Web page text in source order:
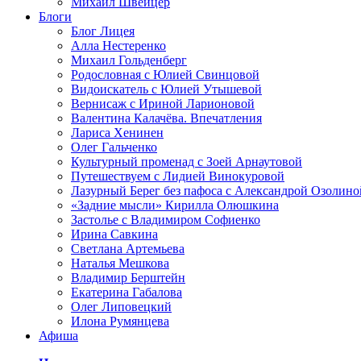
Блоги
Блог Лицея
Алла Нестеренко
Михаил Гольденберг
Родословная с Юлией Свинцовой
Видоискатель с Юлией Утышевой
Вернисаж с Ириной Ларионовой
Валентина Калачёва. Впечатления
Лариса Хенинен
Олег Гальченко
Культурный променад с Зоей Арнаутовой
Путешествуем с Лидией Винокуровой
Лазурный Берег без пафоса с Александрой
«Задние мысли» Кирилла Олюшкина
Застолье с Владимиром Софиенко
Ирина Савкина
Светлана Артемьева
Наталья Мешкова
Владимир Берштейн
Екатерина Габалова
Олег Липовецкий
Илона Румянцева
Афиша